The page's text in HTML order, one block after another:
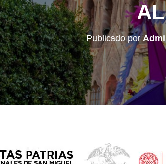
Publicado por